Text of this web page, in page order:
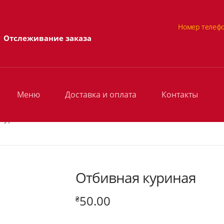
Отслеживание заказа
Номер
Меню Доставка и оплата Контакты
Отбивная куриная
₴50.00